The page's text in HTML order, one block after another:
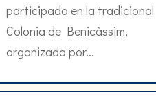
participado en la tradicional
Colonia de Benicàssim,
organizada por...